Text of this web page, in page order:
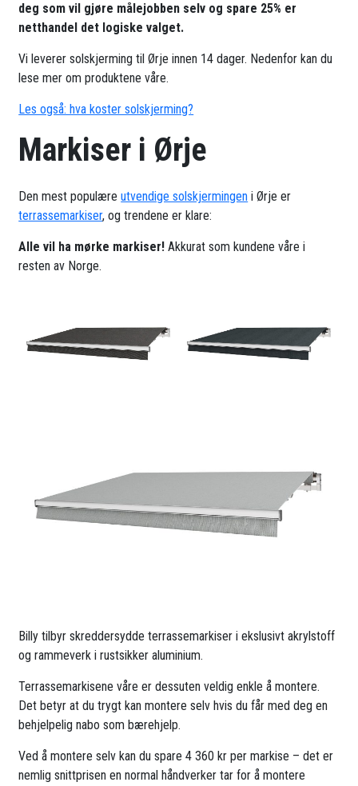
deg som vil gjøre målejobben selv og spare 25% er
netthandel det logiske valget.
Vi leverer solskjerming til Ørje innen 14 dager. Nedenfor kan du
lese mer om produktene våre.
Les også: hva koster solskjerming?
Markiser i Ørje
Den mest populæreutvendige solskjermingen i Ørje er
terrassemarkiser, og trendene er klare:
Alle vil ha mørke markiser! Akkurat som kundene våre i
resten av Norge.
Billy tilbyr skreddersydde terrassemarkiser i ekslusivt akrylstoff
og rammeverk i rustsikker aluminium.
Terrassemarkisene våre er dessuten veldig enkle å montere.
Det betyr at du trygt kan montere selv hvis du får med deg en
behjelpelig nabo som bærehjelp.
Ved å montere selv kan du spare 4 360 kr per markise – det er
nemlig snittprisen en normal håndverker tar for å montere